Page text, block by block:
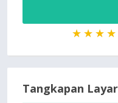
Tangkapan Layar